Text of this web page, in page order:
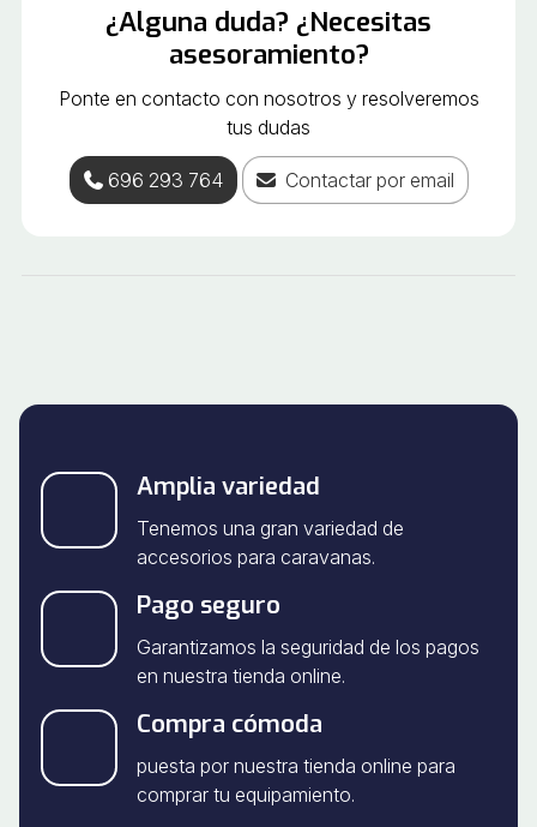
¿Alguna duda? ¿Necesitas
asesoramiento?
Ponte en contacto con nosotros y resolveremos
tus dudas
696 293 764 Contactar por email
Amplia variedad
Tenemos una gran variedad de
accesorios para caravanas.
Pago seguro
Garantizamos la seguridad de los pagos
en nuestra tienda online.
Compra cómoda
puesta por nuestra tienda online para
comprar tu equipamiento.